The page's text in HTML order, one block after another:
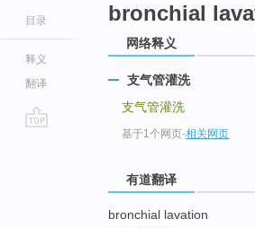
目录
释义
翻译
bronchial
网络释义
支气管灌洗
支气管灌洗
基于1个网页-相关网页
有道翻译
bronchial lavation